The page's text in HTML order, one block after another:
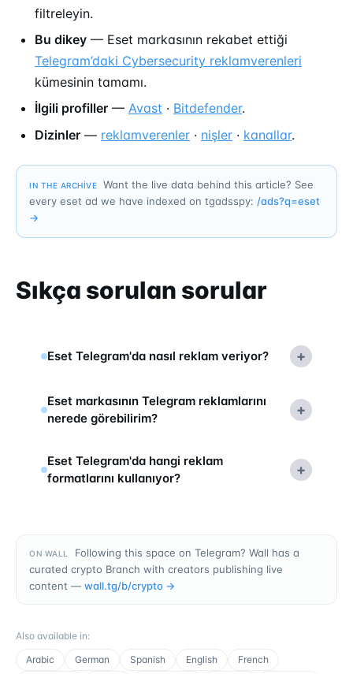
filtreleyin.
Bu dikey — Eset markasının rekabet ettiği
Telegram’daki Cybersecurity reklamverenleri
kümesinin tamamı.
İlgili profiller — Avast · Bitdefender.
Dizinler — reklamverenler · nişler · kanallar.
IN THE ARCHIVE
Want the live data behind this article? See
every eset ad we have indexed on tgadsspy: /ads?q=eset
→
Sıkça sorulan sorular
Eset Telegram'da nasıl reklam veriyor? +
Eset markasının Telegram reklamlarını
nerede görebilirim?
+
Eset Telegram'da hangi reklam
formatlarını kullanıyor?
+
ON WALL
Following this space on Telegram? Wall has a
curated crypto Branch with creators publishing live
content — wall.tg/b/crypto →
Also available in:
Arabic
German Spanish English
French